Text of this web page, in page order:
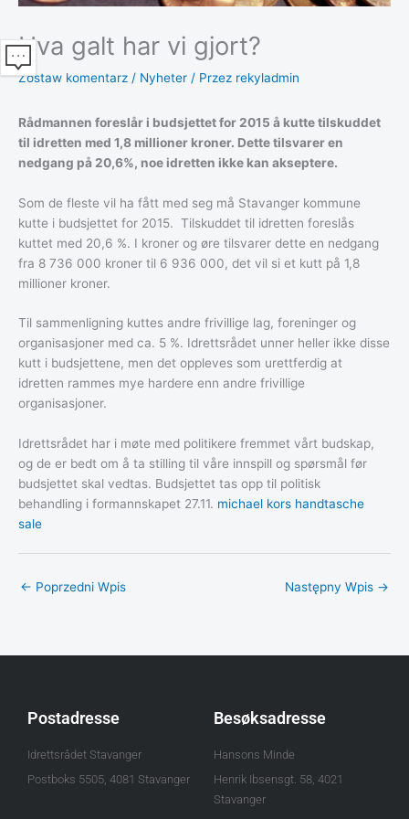
Hva galt har vi gjort?
Zostaw komentarz / Nyheter / Przez rekyladmin
Rådmannen foreslår i budsjettet for 2015 å kutte tilskuddet
til idretten med 1,8 millioner kroner. Dette tilsvarer en
nedgang på 20,6%, noe idretten ikke kan akseptere.
Som de fleste vil ha fått med seg må Stavanger kommune
kutte i budsjettet for 2015. Tilskuddet til idretten foreslås
kuttet med 20,6 %. I kroner og øre tilsvarer dette en nedgang
fra 8 736 000 kroner til 6 936 000, det vil si et kutt på 1,8
millioner kroner.
Til sammenligning kuttes andre frivillige lag, foreninger og
organisasjoner med ca. 5 %. Idrettsrådet unner heller ikke disse
kutt i budsjettene, men det oppleves som urettferdig at
idretten rammes mye hardere enn andre frivillige
organisasjoner.
Idrettsrådet har i møte med politikere fremmet vårt budskap,
og de er bedt om å ta stilling til våre innspill og spørsmål før
budsjettet skal vedtas. Budsjettet tas opp til politisk
behandling i formannskapet 27.11. michael kors handtasche
sale
← Poprzedni Wpis Następny Wpis →
Postadresse
Idrettsrådet Stavanger
Postboks 5505, 4081 Stavanger
Besøksadresse
Hansons Minde
Henrik Ibsensgt. 58, 4021
Stavanger